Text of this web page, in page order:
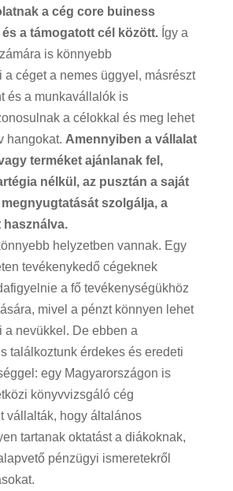
a cég core buiness
a támogatott cél között.Így a
is könnyebb
a céget a nemes üggyel, másrészt
és a munkavállalók is
a célokkal és meg lehet
hangokat. Amennyiben a vállalat
terméket ajánlanak fel,
nélkül, az pusztán a saját
szolgálja, a
használva.
helyzetben vannak. Egy
tevékenykedő cégeknek
a fő tevékenységükhöz
mivel a pénzt könnyen lehet
a nevükkel. De ebben a
találkoztunk érdekes és eredeti
egy Magyarországon is
könyvvizsgáló cég
vállalták, hogy általános
tartanak oktatást a diákoknak,
pénzügyi ismeretekről